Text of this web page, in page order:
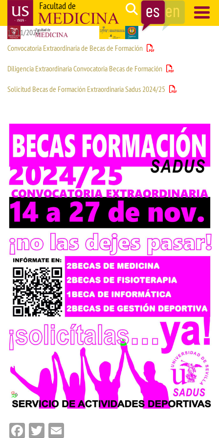
Pasar
contenido
principal
Search
Navegación
principal
15/11/2024
Convocatoria Extraordinaria de Becas de Formación
Diligencia Extraordinaria Convocatoria Becas de Formación
Solicitud Becas de Formación Extraordinaria Sadus 2024/25
Facebook
Twitter